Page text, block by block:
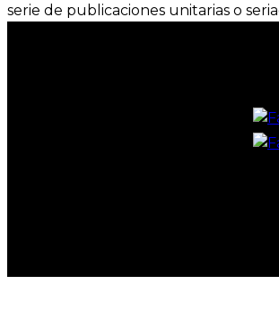
serie de publicaciones unitarias o